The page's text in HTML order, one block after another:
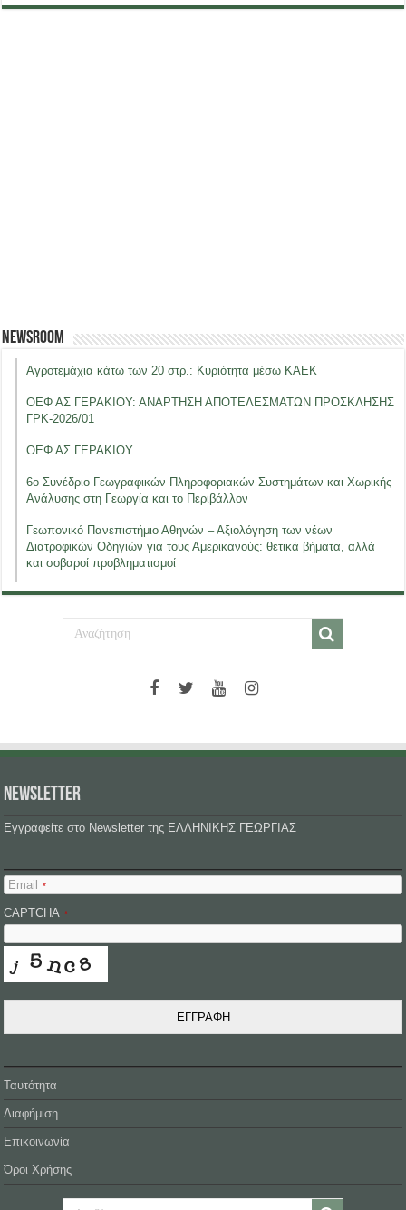
Newsroom
Αγροτεμάχια κάτω των 20 στρ.: Κυριότητα μέσω ΚΑΕΚ
ΟΕΦ ΑΣ ΓΕΡΑΚΙΟΥ: ΑΝΑΡΤΗΣΗ ΑΠΟΤΕΛΕΣΜΑΤΩΝ ΠΡΟΣΚΛΗΣΗΣ
ΓΡΚ-2026/01
ΟΕΦ ΑΣ ΓΕΡΑΚΙΟΥ
6ο Συνέδριο Γεωγραφικών Πληροφοριακών Συστημάτων και Χωρικής
Ανάλυσης στη Γεωργία και το Περιβάλλον
Γεωπονικό Πανεπιστήμιο Αθηνών – Αξιολόγηση των νέων
Διατροφικών Οδηγιών για τους Αμερικανούς: θετικά βήματα, αλλά
και σοβαροί προβληματισμοί
NEWSLETTER
Εγγραφείτε στο Newsletter της ΕΛΛΗΝΙΚΗΣ ΓΕΩΡΓΙΑΣ
Email *
CAPTCHA *
ΕΓΓΡΑΦΗ
Ταυτότητα
Διαφήμιση
Επικοινωνία
Όροι Χρήσης